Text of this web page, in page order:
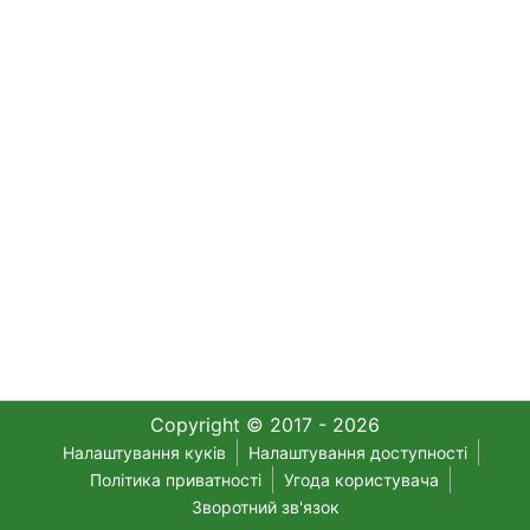
Copyright © 2017 - 2026
Налаштування куків
Налаштування доступності
Політика приватності
Угода користувача
Зворотний зв'язок